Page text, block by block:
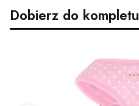
Dobierz do kompletu